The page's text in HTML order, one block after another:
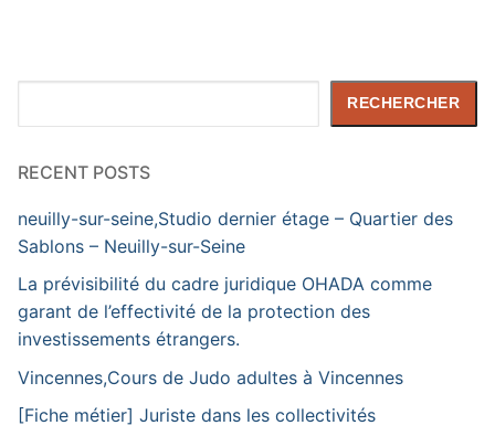
RECHERCHER
RECENT POSTS
neuilly-sur-seine,Studio dernier étage – Quartier des
Sablons – Neuilly-sur-Seine
La prévisibilité du cadre juridique OHADA comme
garant de l’effectivité de la protection des
investissements étrangers.
Vincennes,Cours de Judo adultes à Vincennes
[Fiche métier] Juriste dans les collectivités